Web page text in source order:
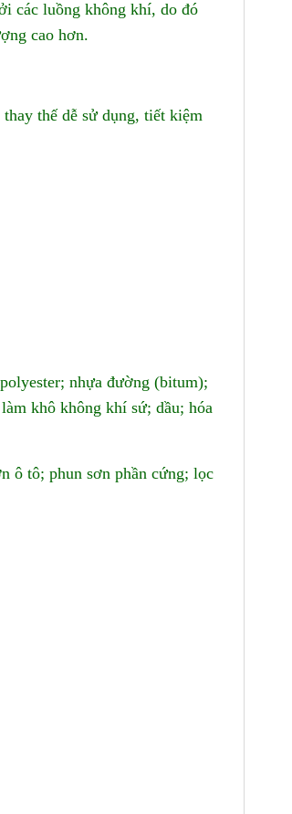
các luồng không khí, do đó
cao hơn.
thế dễ sử dụng, tiết kiệm
nhựa đường (bitum);
khô không khí sứ; dầu; hóa
ô tô; phun sơn phần cứng; lọc